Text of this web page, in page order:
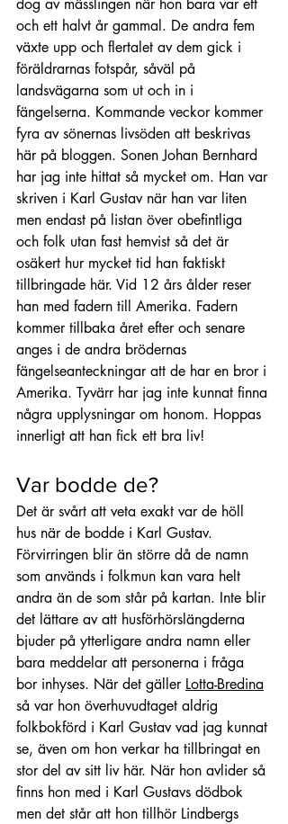
och ett halvt år gammal. De andra fem
växte upp och flertalet av dem gick i
föräldrarnas fotspår, såväl på
landsvägarna som ut och in i
fängelserna. Kommande veckor kommer
fyra av sönernas livsöden att beskrivas
här på bloggen. Sonen Johan Bernhard
har jag inte hittat så mycket om. Han var
skriven i Karl Gustav när han var liten
men endast på listan över obefintliga
och folk utan fast hemvist så det är
osäkert hur mycket tid han faktiskt
tillbringade här. Vid 12 års ålder reser
han med fadern till Amerika. Fadern
kommer tillbaka året efter och senare
anges i de andra brödernas
fängelseanteckningar att de har en bror i
Amerika. Tyvärr har jag inte kunnat finna
några upplysningar om honom. Hoppas
innerligt att han fick ett bra liv!
Var bodde de?
Det är svårt att veta exakt var de höll
hus när de bodde i Karl Gustav.
Förvirringen blir än större då de namn
som används i folkmun kan vara helt
andra än de som står på kartan. Inte blir
det lättare av att husförhörslängderna
bjuder på ytterligare andra namn eller
bara meddelar att personerna i fråga
bor inhyses. När det gäller Lotta-Bredina
så var hon överhuvudtaget aldrig
folkbokförd i Karl Gustav vad jag kunnat
se, även om hon verkar ha tillbringat en
stor del av sitt liv här. När hon avlider så
finns hon med i Karl Gustavs dödbok
men det står att hon tillhör Lindbergs